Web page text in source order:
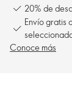
20% de
Envío gratis
Conoce más